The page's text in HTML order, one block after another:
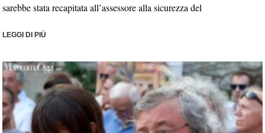
sarebbe stata recapitata all’assessore alla sicurezza del
LEGGI DI PIÙ